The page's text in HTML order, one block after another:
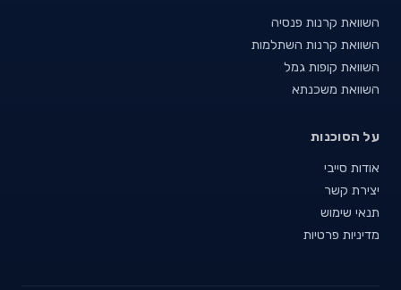
השוואת קרנות פנסיה
השוואת קרנות השתלמות
השוואת קופות גמל
השוואת משכנתא
על הסוכנות
אודות סייבי
יצירת קשר
תנאי שימוש
מדיניות פרטיות